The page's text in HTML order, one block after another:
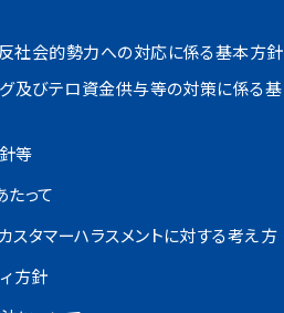
社会的勢力への対応に係る基本方針
グ及びテロ資金供与等の対策に係る基
等
たって
スタマーハラスメントに対する考え方
方針